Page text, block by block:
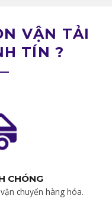
VẬN TẢI
TÍN ?
CHÓNG
chuyển hàng hóa.